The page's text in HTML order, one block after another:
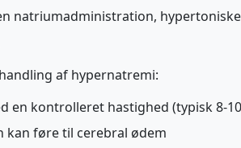
natriumadministration,
af hypernatremi:
en kontrolleret hastighed (typisk 8-
føre til cerebral ødem